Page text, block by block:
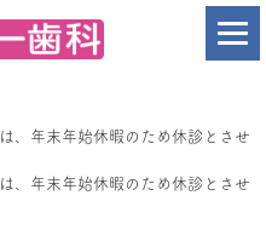
、年末年始休暇のため休診とさせ
、年末年始休暇のため休診とさせ